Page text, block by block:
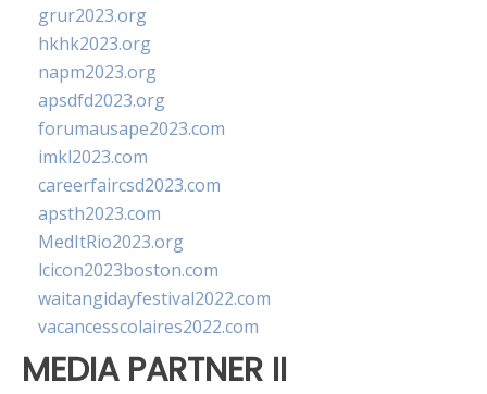
grur2023.org
hkhk2023.org
napm2023.org
apsdfd2023.org
forumausape2023.com
imkl2023.com
careerfaircsd2023.com
apsth2023.com
MedItRio2023.org
lcicon2023boston.com
waitangidayfestival2022.com
vacancesscolaires2022.com
MEDIA PARTNER II